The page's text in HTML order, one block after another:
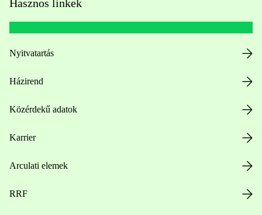
Hasznos linkek
Nyitvatartás
Házirend
Közérdekű adatok
Karrier
Arculati elemek
RRF